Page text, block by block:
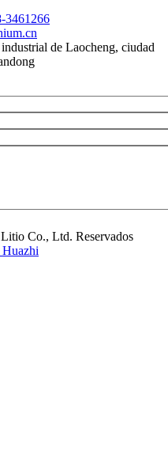
3461266
de Laocheng, ciudad
Co., Ltd. Reservados
Huazhi